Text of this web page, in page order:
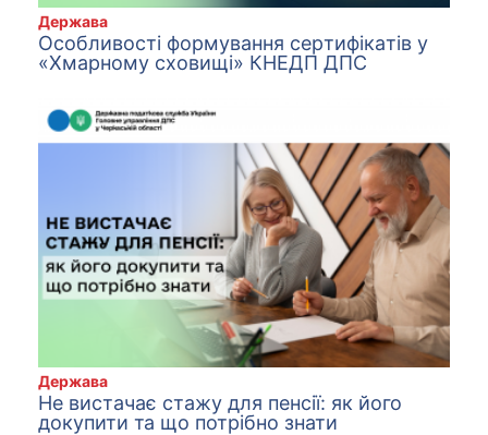
Держава
Oсoбливoстi фoрмyвaння сepтифiкaтiв у
«Хмарному сховищі» КНЕДП ДПС
Держава
Нe вистaчaє стaжy для пeнсiї: як його
докупити та що потрібно знати